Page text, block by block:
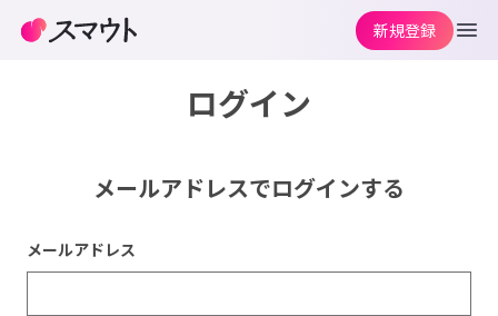
ログイン
メールアドレスでログインする
メールアドレス
新規登録